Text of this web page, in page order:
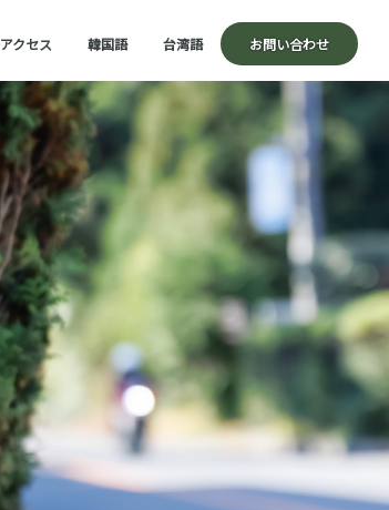
アクセス 韓国語 台湾語 お問い合わせ